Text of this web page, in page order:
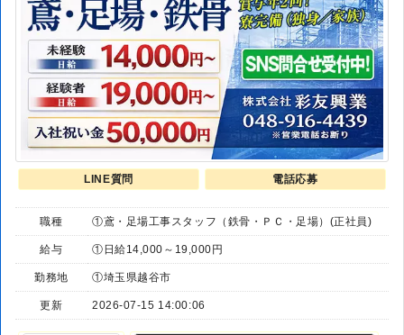
LINE質問 電話応募
職種 ①鳶・足場工事スタッフ（鉄骨・ＰＣ・足場）(正社員)
給与 ①日給14,000～19,000円
勤務地 ①埼玉県越谷市
更新 2026-07-15 14:00:06